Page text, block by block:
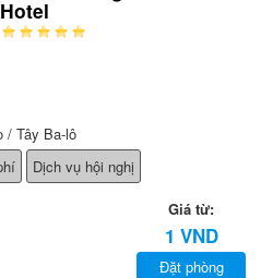
Hotel
/ Tây Ba-lô
Dịch vụ hội nghị
Giá từ:
1 VND
Đặt phòng